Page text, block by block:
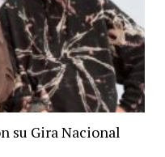
su Gira Nacional